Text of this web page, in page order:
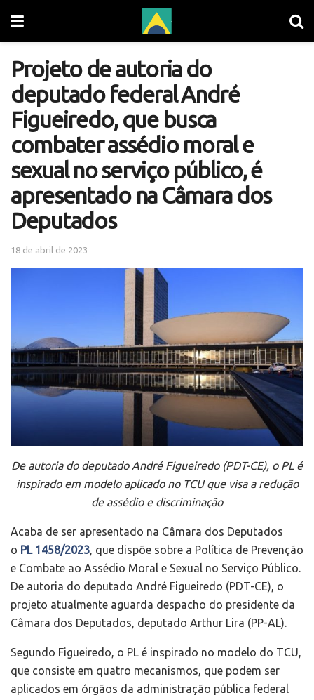
Projeto de autoria do
deputado federal André
Figueiredo, que busca
combater assédio moral e
sexual no serviço público, é
apresentado na Câmara dos
Deputados
18 de abril de 2023
De autoria do deputado André Figueiredo (PDT-CE), o PL é
inspirado em modelo aplicado no TCU que visa a redução
de assédio e discriminação
Acaba de ser apresentado na Câmara dos Deputados
o PL 1458/2023, que dispõe sobre a Política de Prevenção
e Combate ao Assédio Moral e Sexual no Serviço Público.
De autoria do deputado André Figueiredo (PDT-CE), o
projeto atualmente aguarda despacho do presidente da
Câmara dos Deputados, deputado Arthur Lira (PP-AL).
Segundo Figueiredo, o PL é inspirado no modelo do TCU,
que consiste em quatro mecanismos, que podem ser
aplicados em órgãos da administração pública federal